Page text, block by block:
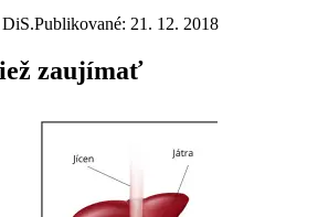
Publikované: 21. 12. 2018
zaujímať